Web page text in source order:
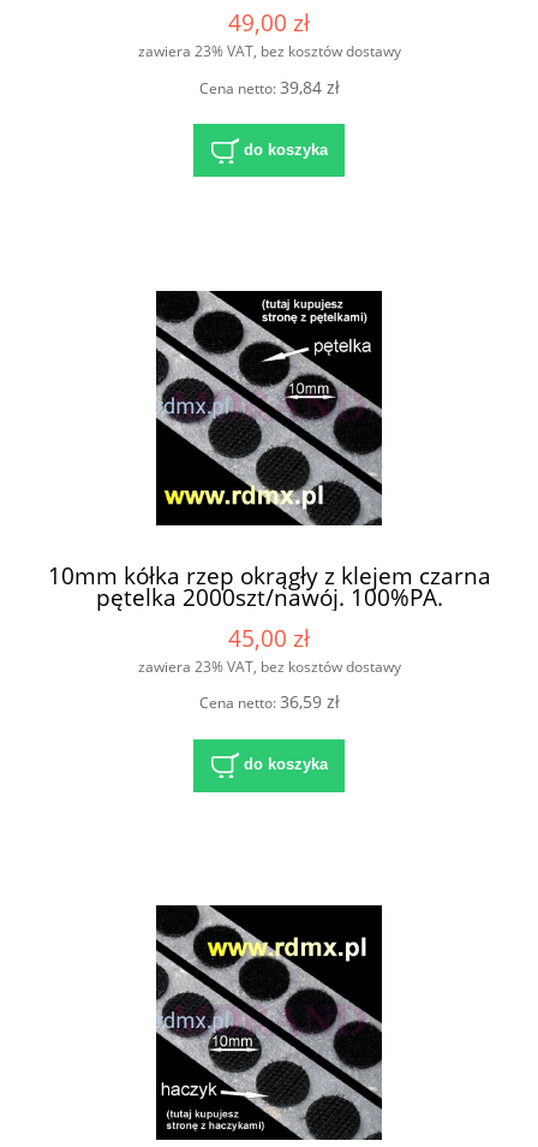
49,00 zł
zawiera 23% VAT, bez kosztów dostawy
Cena netto:39,84 zł
do koszyka
10mm kółka rzep okrągły z klejem czarna
pętelka 2000szt/nawój. 100%PA.
45,00 zł
zawiera 23% VAT, bez kosztów dostawy
Cena netto:36,59 zł
do koszyka